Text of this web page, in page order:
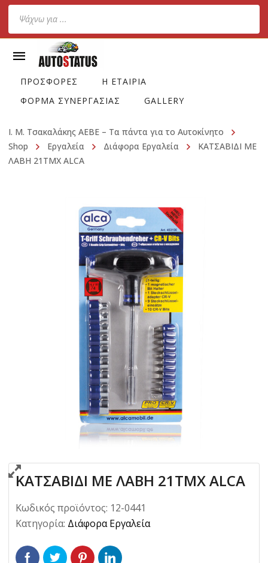
Products
search
ΠΡΟΣΦΟΡΕΣ
Η ΕΤΑΙΡΙΑ
ΦΟΡΜΑ ΣΥΝΕΡΓΑΣΙΑΣ
GALLERY
Ι. Μ. Τσακαλάκης ΑΕΒΕ – Τα πάντα για το Αυτοκίνητο
Shop
Εργαλεία Διάφορα Εργαλεία
ΚΑΤΣΑΒΙΔΙ ΜΕ
ΛΑΒΗ 21ΤΜΧ ALCA
ΚΑΤΣΑΒΙΔΙ ΜΕ ΛΑΒΗ 21ΤΜΧ ALCA
Κωδικός προϊόντος: 12-0441
Κατηγορία: Διάφορα Εργαλεία